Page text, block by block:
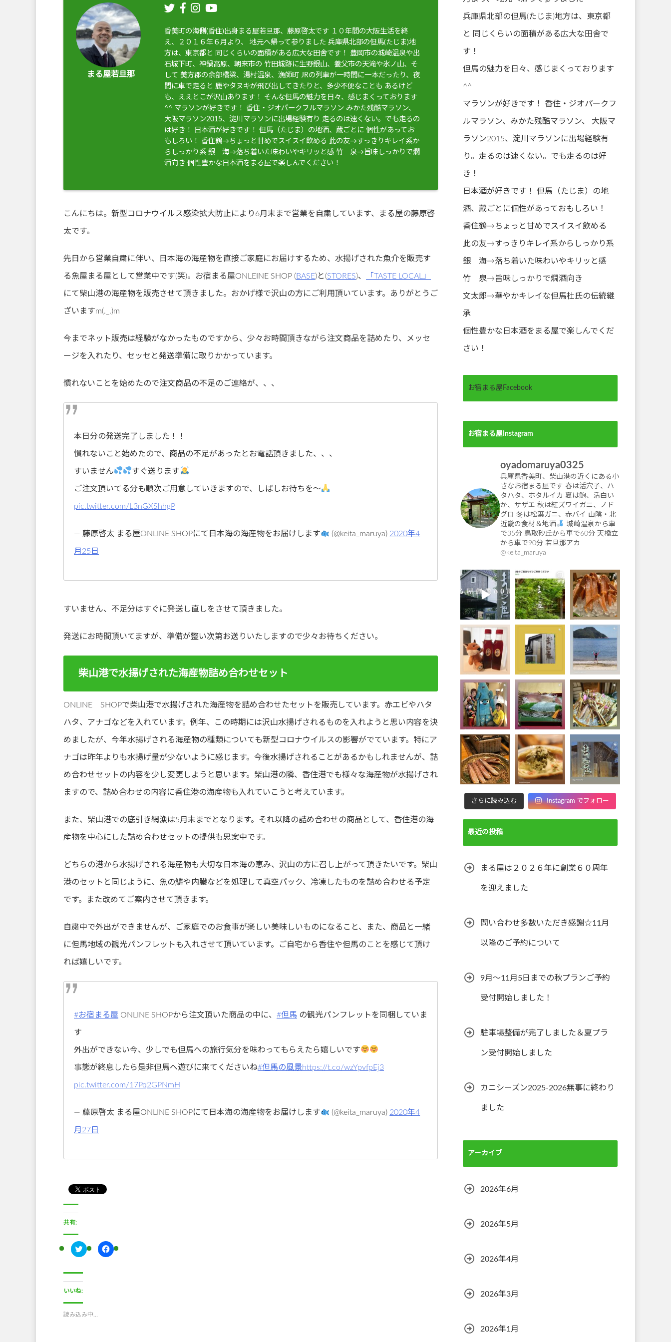
まる屋若旦那
香美町の海側(香住)出身まる屋若旦那、藤原啓太です １０年間の大阪生活を終
え、２０１６年６月より、 地元へ帰って参りました 兵庫県北部の但馬(たじま)地
方は、東京都と 同じくらいの面積がある広大な田舎です！ 豊岡市の城崎温泉や出
石城下町、神鍋高原、朝来市の 竹田城跡に生野銀山、養父市の天滝や氷ノ山、そ
して 美方郡の余部橋梁、湯村温泉、漁師町 JRの列車が一時間に一本だったり、夜
間に車で走ると 鹿やタヌキが飛び出してきたりと、多少不便なことも あるけど
も、ええとこが沢山あります！ そんな但馬の魅力を日々、感じまくっております
^^ マラソンが好きです！ 香住・ジオパークフルマラソン みかた残酷マラソン、
大阪マラソン2015、淀川マラソンに出場経験有り 走るのは速くない。でも走るの
は好き！ 日本酒が好きです！ 但馬（たじま）の地酒、蔵ごとに 個性があってお
もしろい！ 香住鶴→ちょっと甘めでスイスイ飲める 此の友→すっきりキレイ系か
らしっかり系 銀 海→落ち着いた味わいやキリッと感 竹 泉→旨味しっかりで燗
酒向き 個性豊かな日本酒をまる屋で楽しんでください！
こんにちは。新型コロナウイルス感染拡大防止により6月末まで営業を自粛しています、まる屋の藤原啓
太です。
先日から営業自粛に伴い、日本海の海産物を直接ご家庭にお届けするため、水揚げされた魚介を販売す
る魚屋まる屋として営業中です(笑)。お宿まる屋ONLEINE SHOP (BASE)と(STORES)、 「TASTE LOCAL」
にて柴山港の海産物を販売させて頂きました。おかげ様で沢山の方にご利用頂いています。ありがとうご
ざいますm(._.)m
今までネット販売は経験がなかったものですから、少々お時間頂きながら注文商品を詰めたり、メッセ
ージを入れたり、セッセと発送準備に取りかかっています。
慣れないことを始めたので注文商品の不足のご連絡が、、、
本日分の発送完了しました！！
慣れないこと始めたので、商品の不足があったとお電話頂きました、、、
すいません すぐ送ります
ご注文頂いてる分も順次ご用意していきますので、しばしお待ちを〜
pic.twitter.com/L3nGXShhgP
— 藤原啓太 まる屋ONLINE SHOPにて日本海の海産物をお届けします (@keita_maruya) 2020年4
月25日
すいません、不足分はすぐに発送し直しをさせて頂きました。
発送にお時間頂いてますが、準備が整い次第お送りいたしますので少々お待ちください。
柴山港で水揚げされた海産物詰め合わせセット
ONLINE SHOPで柴山港で水揚げされた海産物を詰め合わせたセットを販売しています。赤エビやハタ
ハタ、アナゴなどを入れています。例年、この時期には沢山水揚げされるものを入れようと思い内容を決
めましたが、今年水揚げされる海産物の種類についても新型コロナウイルスの影響がでています。特にア
ナゴは昨年よりも水揚げ量が少ないように感じます。今後水揚げされることがあるかもしれませんが、詰
め合わせセットの内容を少し変更しようと思います。柴山港の隣、香住港でも様々な海産物が水揚げされ
ますので、詰め合わせの内容に香住港の海産物も入れていこうと考えています。
また、柴山港での底引き網漁は5月末までとなります。それ以降の詰め合わせの商品として、香住港の海
産物を中心にした詰め合わせセットの提供も思案中です。
どちらの港から水揚げされる海産物も大切な日本海の恵み、沢山の方に召し上がって頂きたいです。柴山
港のセットと同じように、魚の鱗や内臓などを処理して真空パック、冷凍したものを詰め合わせる予定
です。また改めてご案内させて頂きます。
自粛中で外出ができませんが、ご家庭でのお食事が楽しい美味しいものになること、また、商品と一緒
に但馬地域の観光パンフレットも入れさせて頂いています。ご自宅から香住や但馬のことを感じて頂け
れば嬉しいです。
#お宿まる屋 ONLINE SHOPから注文頂いた商品の中に、 #但馬 の観光パンフレットを同梱していま
す
外出ができない今、少しでも但馬への旅行気分を味わってもらえたら嬉しいです
事態が終息したら是非但馬へ遊びに来てくださいね#但馬の風景https://t.co/wzYpvfpEj3
pic.twitter.com/17Pq2GPNmH
— 藤原啓太 まる屋ONLINE SHOPにて日本海の海産物をお届けします (@keita_maruya) 2020年4
月27日
共有:
ク
リ
t
e
F
a
いいね:
読み込み中…
兵庫県北部の但馬(たじま)地方は、東京都
と 同じくらいの面積がある広大な田舎で
す！
但馬の魅力を日々、感じまくっております
^^
マラソンが好きです！ 香住・ジオパークフ
ルマラソン、みかた残酷マラソン、 大阪マ
ラソン2015、淀川マラソンに出場経験有
り。走るのは速くない。でも走るのは好
き！
日本酒が好きです！ 但馬（たじま）の地
酒、蔵ごとに個性があっておもしろい！
香住鶴→ちょっと甘めでスイスイ飲める
此の友→すっきりキレイ系からしっかり系
銀 海→落ち着いた味わいやキリッと感
竹 泉→旨味しっかりで燗酒向き
文太郎→華やかキレイな但馬杜氏の伝統継
承
個性豊かな日本酒をまる屋で楽しんでくだ
さい！
お宿まる屋Facebook
お宿まる屋Instagram
oyadomaruya0325
兵庫県香美町、柴山港の近くにある小
さなお宿まる屋です 春は活穴子、ハ
タハタ、ホタルイカ 夏は鮑、活白い
か、サザエ 秋は紅ズワイガニ、ノド
グロ 冬は松葉ガニ、赤バイ 山陰・北
近畿の食材＆地酒
城崎温泉から車
で35分 鳥取砂丘から車で60分 天橋立
から車で90分 若旦那アカ
@keita_maruya
さらに読み込む Instagram でフォロー
最近の投稿
まる屋は２０２６年に創業６０周年
を迎えました
問い合わせ多数いただき感謝☆11月
以降のご予約について
9月～11月5日までの秋プランご予約
受付開始しました！
駐車場整備が完了しました＆夏プラ
ン受付開始しました
カニシーズン2025-2026無事に終わり
ました
アーカイブ
2026年6月
2026年5月
2026年4月
2026年3月
2026年1月